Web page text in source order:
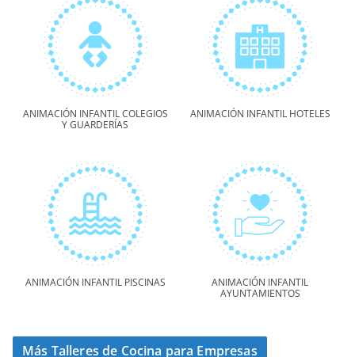
ANIMACIÓN INFANTIL COLEGIOS
Y GUARDERÍAS
ANIMACIÓN INFANTIL HOTELES
ANIMACIÓN INFANTIL PISCINAS
ANIMACIÓN INFANTIL
AYUNTAMIENTOS
Más Talleres de Cocina para Empresas